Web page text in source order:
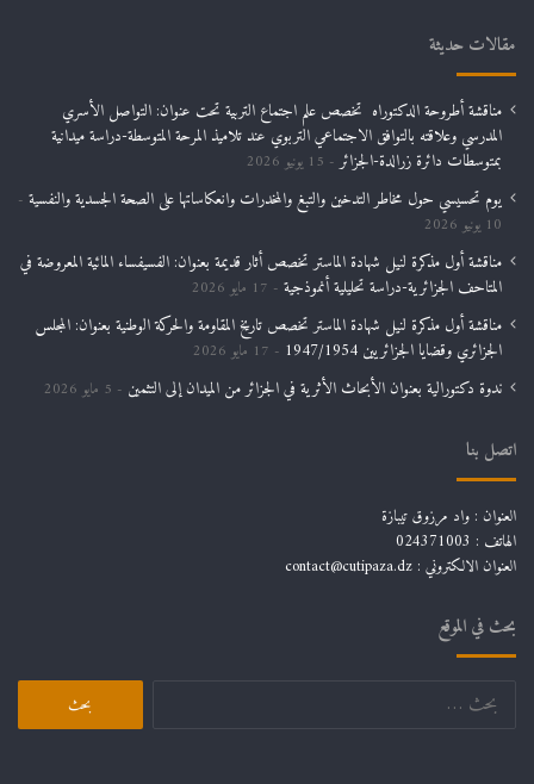
مقالات حديثة
مناقشة أطروحة الدكتوراه تخصص علم اجتماع التربية تحت عنوان: التواصل الأسري
المدرسي وعلاقته بالتوافق الاجتماعي التربوي عند تلاميذ المرحة المتوسطة-دراسة ميدانية
بمتوسطات دائرة زرالدة-الجزائر
15 يونيو 2026
يوم تحسيسي حول مخاطر التدخين والتبغ والمخدرات وانعكاساتها على الصحة الجسدية والنفسية
10 يونيو 2026
مناقشة أول مذكرة لنيل شهادة الماستر تخصص أثار قديمة بعنوان: الفسيفساء المائية المعروضة في
المتاحف الجزائرية-دراسة تحليلية أنموذجية
17 مايو 2026
مناقشة أول مذكرة لنيل شهادة الماستر تخصص تاريخ المقاومة والحركة الوطنية بعنوان: المجلس
الجزائري وقضايا الجزائريين 1947/1954
17 مايو 2026
ندوة دكتورالية بعنوان الأبحاث الأثرية في الجزائر من الميدان إلى التثمين 5 مايو 2026
اتصل بنا
العنوان : واد مرزوق تيبازة
الهاتف : 024371003
العنوان الالكتروني : contact@cutipaza.dz
بحث في الموقع
البحث